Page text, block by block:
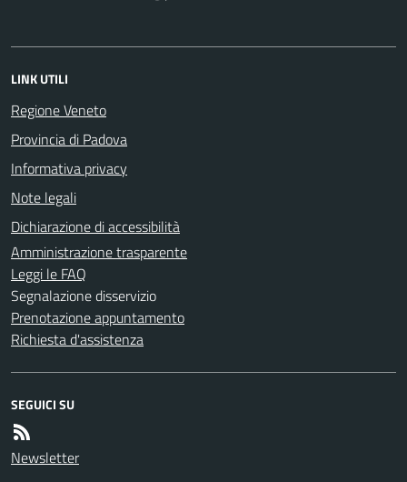
LINK UTILI
Regione Veneto
Provincia di Padova
Informativa privacy
Note legali
Dichiarazione di accessibilità
Amministrazione trasparente
Leggi le FAQ
Segnalazione disservizio
Prenotazione appuntamento
Richiesta d'assistenza
SEGUICI SU
Newsletter